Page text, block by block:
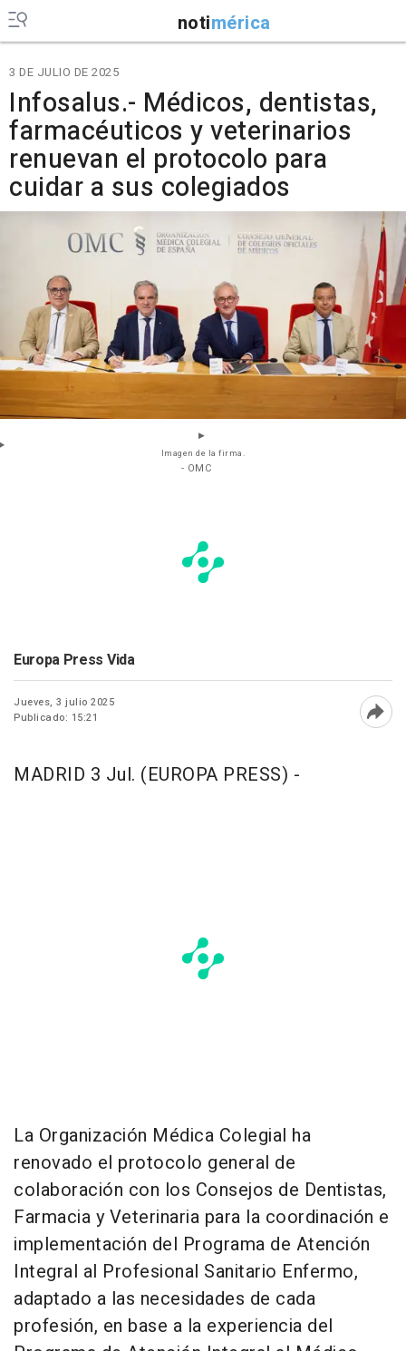
notimérica
3 DE JULIO DE 2025
Infosalus.- Médicos, dentistas,
farmacéuticos y veterinarios
renuevan el protocolo para
cuidar a sus colegiados
Imagen de la firma.
- OMC
Europa Press Vida
Jueves, 3 julio 2025
Publicado: 15:21
MADRID 3 Jul. (EUROPA PRESS) -
La Organización Médica Colegial ha
renovado el protocolo general de
colaboración con los Consejos de Dentistas,
Farmacia y Veterinaria para la coordinación e
implementación del Programa de Atención
Integral al Profesional Sanitario Enfermo,
adaptado a las necesidades de cada
profesión, en base a la experiencia del